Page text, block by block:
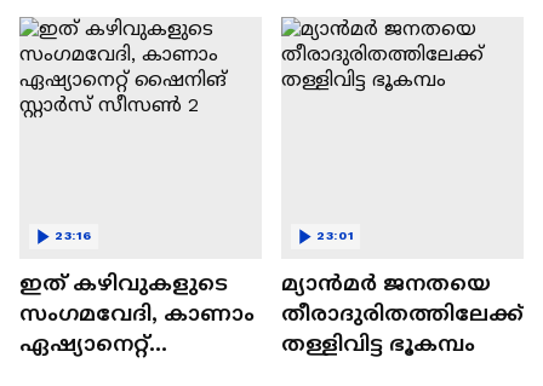
കുഞ്ഞുങ്ങൾ
സീസൺ 2
ഇത് കഴിവുകളുടെ
സംഗമവേദി, കാണാം
ഏഷ്യാനെറ്റ്
23:16
മ്യാൻമർ ജനതയെ
തീരാദുരിതത്തിലേക്ക്
തള്ളിവിട്ട ഭൂകമ്പം
23:01